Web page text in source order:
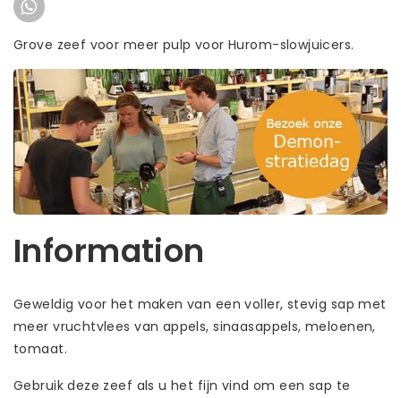
Grove zeef voor meer pulp voor Hurom-slowjuicers.
Information
Geweldig voor het maken van een voller, stevig sap met
meer vruchtvlees van appels, sinaasappels, meloenen,
tomaat.
Gebruik deze zeef als u het fijn vind om een sap te